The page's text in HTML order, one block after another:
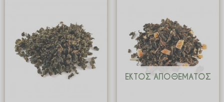
€ 36.60
ΕΚΤΌΣ ΑΠΟΘΈΜΑΤΟΣ